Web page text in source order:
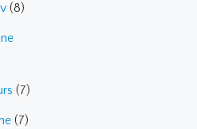
(8)
(7)
(7)